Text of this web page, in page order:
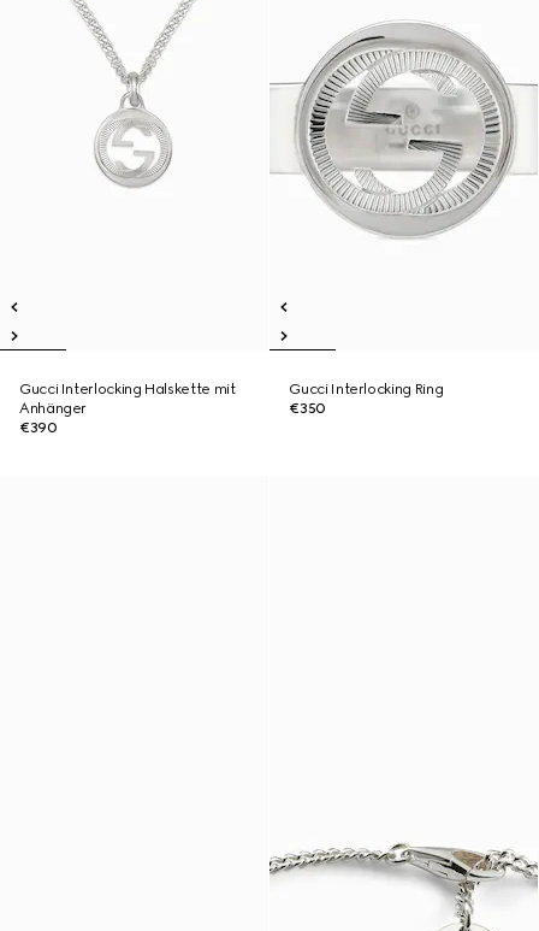
Gucci Interlocking Halskette mit
Anhänger
€390
Gucci Interlocking Ring
€350